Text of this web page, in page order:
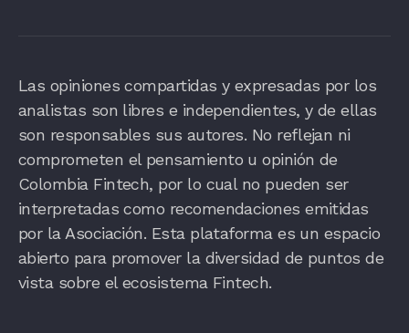
Las opiniones compartidas y expresadas por los
analistas son libres e independientes, y de ellas
son responsables sus autores. No reflejan ni
comprometen el pensamiento u opinión de
Colombia Fintech, por lo cual no pueden ser
interpretadas como recomendaciones emitidas
por la Asociación. Esta plataforma es un espacio
abierto para promover la diversidad de puntos de
vista sobre el ecosistema Fintech.